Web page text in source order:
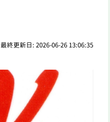
最終更新日: 2026-06-26 13:06:35